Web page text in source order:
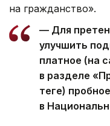
на гражданство».
— Для
улучшить
платное (на
в разделе
теңге)
в